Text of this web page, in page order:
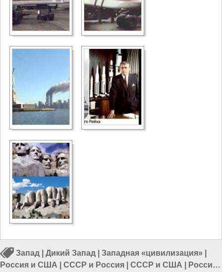
Запад Дикий Запад Западная «цивилизация»
Россия и США
СССР и Россия СССР и США
Россия